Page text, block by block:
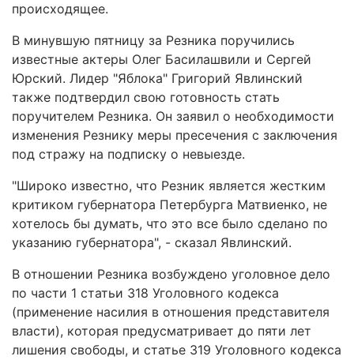
происходящее.
В минувшую пятницу за Резника поручились
известные актеры Олег Басилашвили и Сергей
Юрский. Лидер "Яблока" Григорий Явлинский
также подтвердил свою готовность стать
поручителем Резника. Он заявил о необходимости
изменения Резнику меры пресечения с заключения
под стражу на подписку о невыезде.
"Широко известно, что Резник является жестким
критиком губернатора Петербурга Матвиенко, не
хотелось бы думать, что это все было сделано по
указанию губернатора", - сказал Явлинский.
В отношении Резника возбуждено уголовное дело
по части 1 статьи 318 Уголовного кодекса
(применение насилия в отношения представителя
власти), которая предусматривает до пяти лет
лишения свободы, и статье 319 Уголовного кодекса